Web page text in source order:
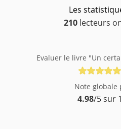
Les
210lecteurs
Evaluer le livre "Un
Note globale
4.98/5 sur